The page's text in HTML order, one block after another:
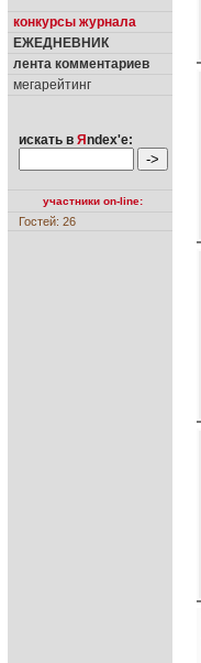
конкурсы журнала
ЕЖЕДНЕВНИК
лента комментариев
мегарейтинг
искать в Я ndex'е:
участники on-line:
Гостей: 26